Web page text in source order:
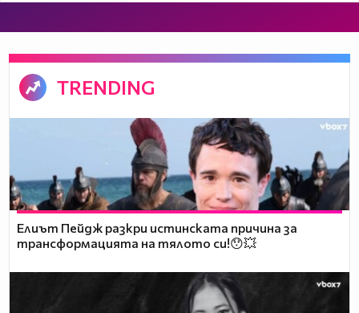
TRENDING
Елиът Пейдж разкри истинската причина за
трансформацията на тялото си!😯💥